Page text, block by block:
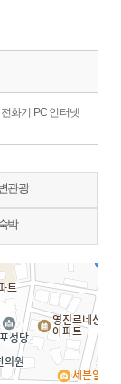
화기 PC 인터넷
관광
박